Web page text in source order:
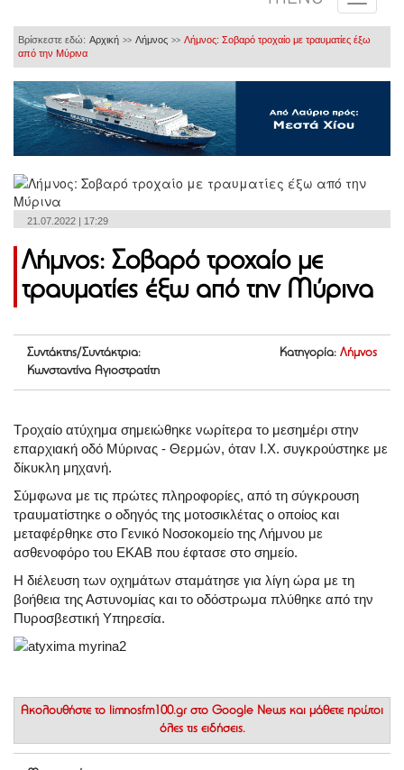
Βρίσκεστε εδώ: Αρχική >> Λήμνος >> Λήμνος: Σοβαρό τροχαίο με τραυματίες έξω
από την Μύρινα
21.07.2022 | 17:29
Λήμνος: Σοβαρό τροχαίο με
τραυματίες έξω από την Μύρινα
Συντάκτης/Συντάκτρια:
Κωνσταντίνα Αγιοστρατίτη
Κατηγορία: Λήμνος
Τροχαίο ατύχημα σημειώθηκε νωρίτερα το μεσημέρι στην
επαρχιακή οδό Μύρινας - Θερμών, όταν Ι.Χ. συγκρούστηκε με
δίκυκλη μηχανή.
Σύμφωνα με τις πρώτες πληροφορίες, από τη σύγκρουση
τραυματίστηκε ο οδηγός της μοτοσικλέτας ο οποίος και
μεταφέρθηκε στο Γενικό Νοσοκομείο της Λήμνου με
ασθενοφόρο του ΕΚΑΒ που έφτασε στο σημείο.
Η διέλευση των οχημάτων σταμάτησε για λίγη ώρα με τη
βοήθεια της Αστυνομίας και το οδόστρωμα πλύθηκε από την
Πυροσβεστική Υπηρεσία.
Ακολουθήστε το limnosfm100.gr στο Google News και μάθετε πρώτοι
όλες τις ειδήσεις.